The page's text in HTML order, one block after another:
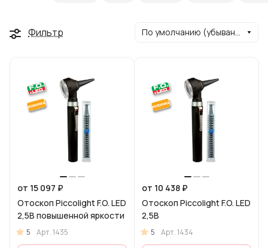
Фильтр По умолчанию (убывание)
от 15 097 ₽
Отоскоп Piccolight F.O. LED
2,5В повышенной яркости
5 Арт.1435
от 10 438 ₽
Отоскоп Piccolight F.O. LED
2,5В
5 Арт.1434